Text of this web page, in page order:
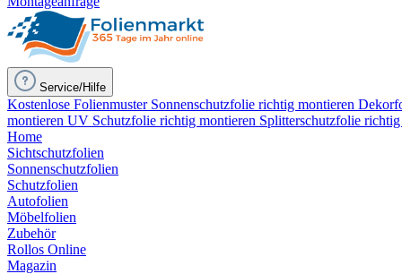
Service/Hilfe
Kostenlose Folienmuster Sonnenschutzfolie richtig montieren
montieren UV Schutzfolie richtig montieren Splitterschutzfolie
Home
Sichtschutzfolien
Sonnenschutzfolien
Schutzfolien
Autofolien
Möbelfolien
Zubehör
Rollos Online
Magazin